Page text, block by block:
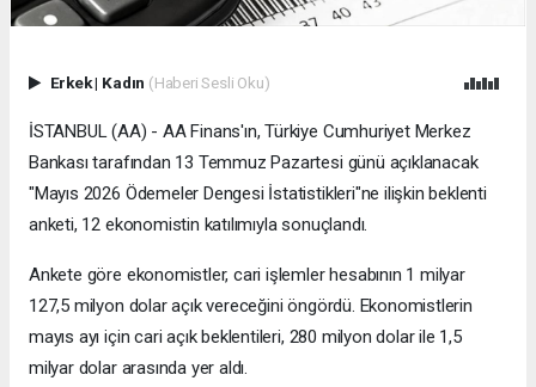
Erkek| Kadın (Haberi Sesli Oku)
İSTANBUL (AA) - AA Finans'ın, Türkiye Cumhuriyet Merkez
Bankası tarafından 13 Temmuz Pazartesi günü açıklanacak
"Mayıs 2026 Ödemeler Dengesi İstatistikleri"ne ilişkin beklenti
anketi, 12 ekonomistin katılımıyla sonuçlandı.
Ankete göre ekonomistler, cari işlemler hesabının 1 milyar
127,5 milyon dolar açık vereceğini öngördü. Ekonomistlerin
mayıs ayı için cari açık beklentileri, 280 milyon dolar ile 1,5
milyar dolar arasında yer aldı.